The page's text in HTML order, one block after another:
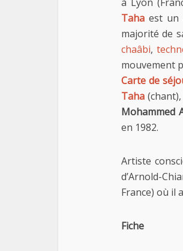
Taha est un
majorité de
chaâbi,
mouvement
Carte de
Taha (chant),
Mohammed
en 1982.
Artiste
d’Arnold-
France) où il
Fiche